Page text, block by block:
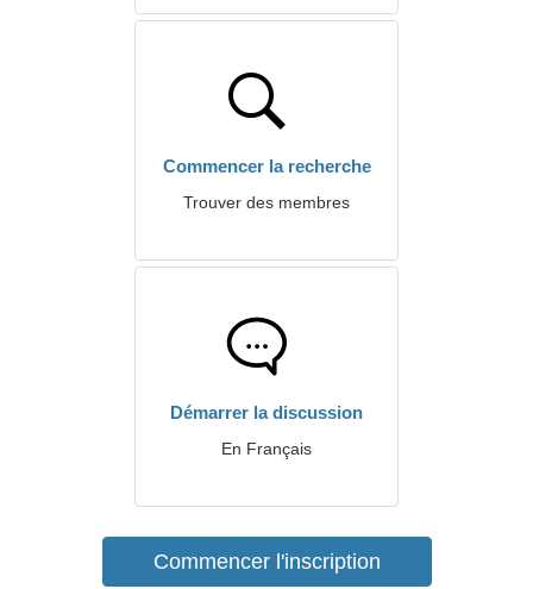
Commencer la recherche
Trouver des membres
Démarrer la discussion
En Français
Commencer l'inscription